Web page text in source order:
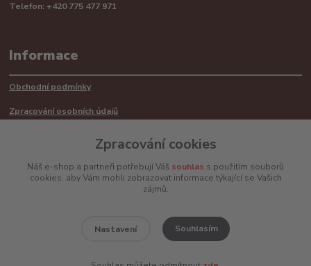
Telefon: +420 775 477 971
Informace
Obchodní podmínky
Zpracování osobních údajů
Mimosoudní řešení sporů ADR
Zpracování cookies
Náš e-shop a partneři potřebují Váš souhlas s použitím souborů
cookies, aby Vám mohli zobrazovat informace týkající se Vašich
zájmů.
Nastavení Souhlasím